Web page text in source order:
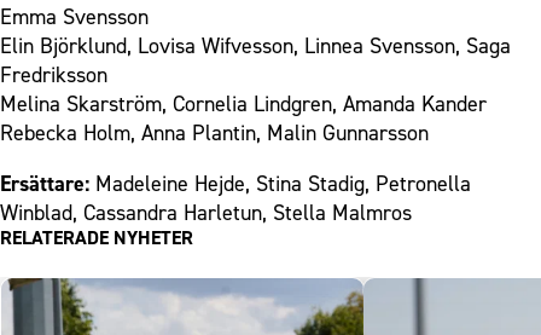
Emma Svensson
Elin Björklund, Lovisa Wifvesson, Linnea Svensson, Saga
Fredriksson
Melina Skarström, Cornelia Lindgren, Amanda Kander
Rebecka Holm, Anna Plantin, Malin Gunnarsson
Ersättare: Madeleine Hejde, Stina Stadig, Petronella
Winblad, Cassandra Harletun, Stella Malmros
RELATERADE NYHETER